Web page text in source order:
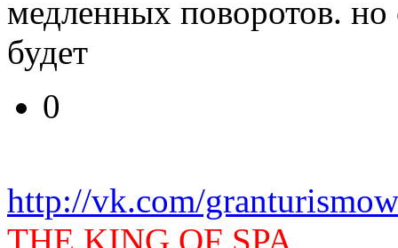
медленных поворотов.
будет
0
http://vk.com/
THE KING OF SPA